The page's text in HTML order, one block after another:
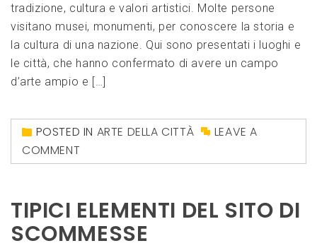
tradizione, cultura e valori artistici. Molte persone
visitano musei, monumenti, per conoscere la storia e
la cultura di una nazione. Qui sono presentati i luoghi e
le città, che hanno confermato di avere un campo
d’arte ampio e […]
POSTED IN ARTE DELLA CITTÀ
LEAVE A
COMMENT
TIPICI ELEMENTI DEL SITO DI
SCOMMESSE